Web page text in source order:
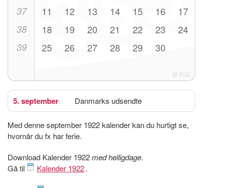
37 11 12 13 14 15 16 17
38 18 19 20 21 22 23 24
39 25 26 27 28 29 30
5. september Danmarks udsendte
Med denne september 1922 kalender kan du hurtigt se,
hvornår du fx har ferie.
Download Kalender 1922med helligdage.
Gå til
Kalender 1922.